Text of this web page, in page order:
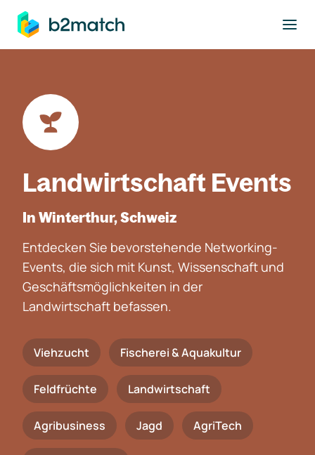
springen
Landwirtschaft Events
In Winterthur, Schweiz
Entdecken Sie bevorstehende Networking-
Events, die sich mit Kunst, Wissenschaft und
Geschäftsmöglichkeiten in der
Landwirtschaft befassen.
Viehzucht Fischerei & Aquakultur
Feldfrüchte Landwirtschaft
Agribusiness Jagd AgriTech